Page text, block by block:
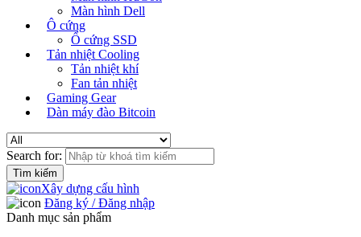
Màn hình Dell
Ô cứng
Ổ cứng SSD
Tản nhiệt Cooling
Tản nhiệt khí
Fan tản nhiệt
Gaming Gear
Dàn máy đào Bitcoin
Search for:
Xây dựng cấu hình
Đăng ký / Đăng nhập
Danh mục sản phẩm